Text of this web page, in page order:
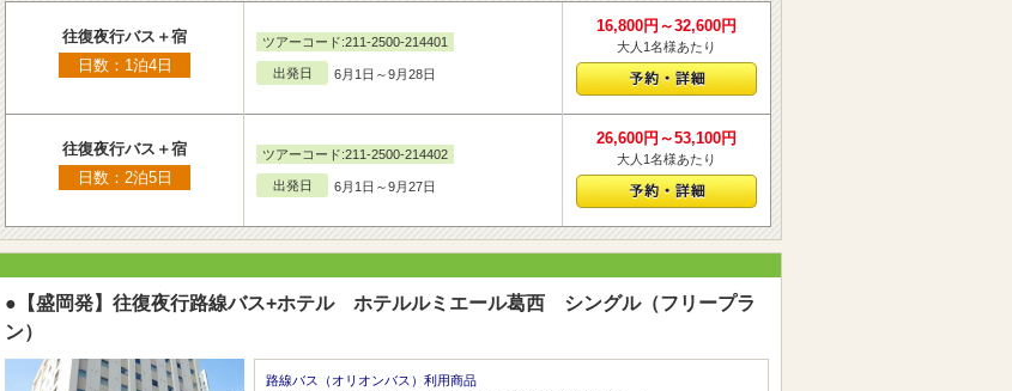
往復夜行バス＋宿
日数：1泊4日
ツアーコード:211-2500-214401
出発日 6月1日～9月28日
16,800円～32,600円
大人1名様あたり
往復夜行バス＋宿
日数：2泊5日
ツアーコード:211-2500-214402
出発日 6月1日～9月27日
26,600円～53,100円
大人1名様あたり
●【盛岡発】往復夜行路線バス+ホテル ホテルルミエール葛西 シングル（フリープラ
ン）
路線バス（オリオンバス）利用商品